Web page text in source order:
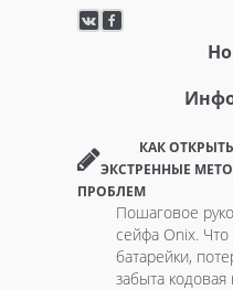
КАК ОТКРЫТЬ
ЭКСТРЕННЫЕ
ПРОБЛЕМ
Пошаговое
сейфа Onix.
батарейки,
забыта